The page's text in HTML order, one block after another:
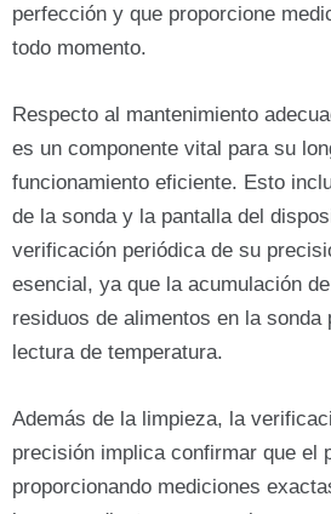
perfección y que proporcione
todo momento.
Respecto al mantenimiento
es un componente vital para su
funcionamiento eficiente. Esto
de la sonda y la pantalla del
verificación periódica de su
esencial, ya que la acumulación
residuos de alimentos en la sonda
lectura de temperatura.
Además de la limpieza, la
precisión implica confirmar que el
proporcionando mediciones